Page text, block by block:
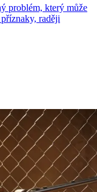
problém, který může
raději